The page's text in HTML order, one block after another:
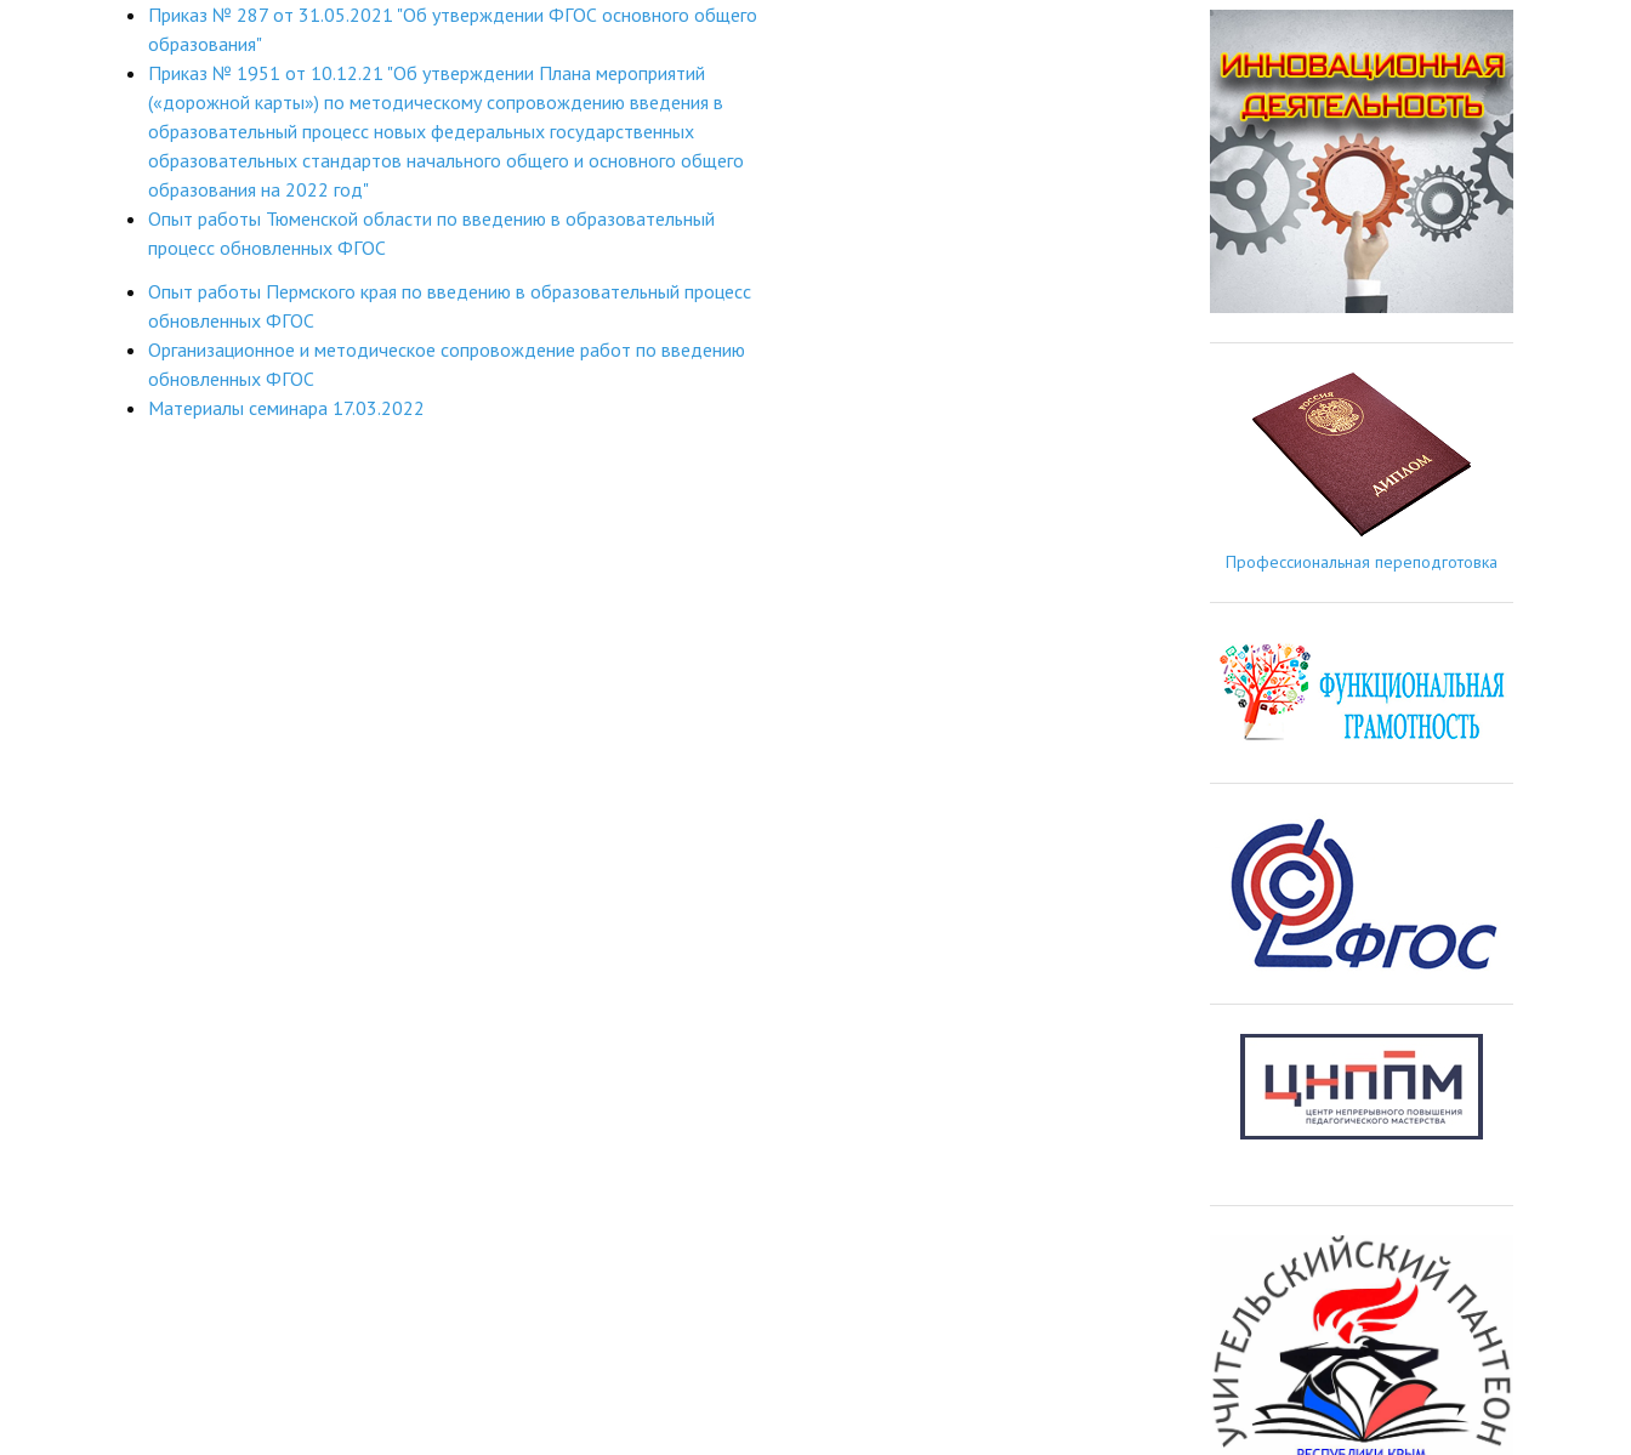
Приказ № 287 от 31.05.2021 "Об утверждении ФГОС основного общего
образования"
Приказ № 1951 от 10.12.21 "Об утверждении Плана мероприятий
(«дорожной карты») по методическому сопровождению введения в
образовательный процесс новых федеральных государственных
образовательных стандартов начального общего и основного общего
образования на 2022 год"
Опыт работы Тюменской области по введению в образовательный
процесс обновленных ФГОС
Опыт работы Пермского края по введению в образовательный процесс
обновленных ФГОС
Организационное и методическое сопровождение работ по введению
обновленных ФГОС
Материалы семинара 17.03.2022
Профессиональная переподготовка